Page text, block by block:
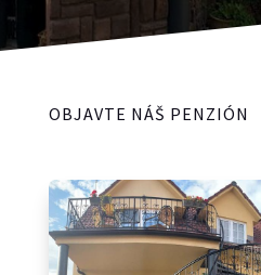
OBJAVTE NÁŠ PENZIÓN